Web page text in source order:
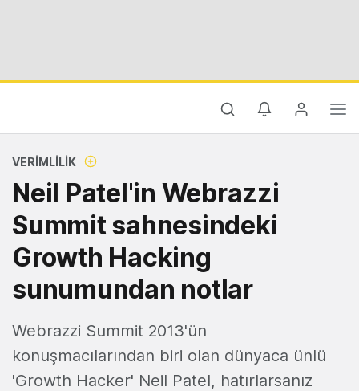
VERIMLILIK
Neil Patel'in Webrazzi
Summit sahnesindeki
Growth Hacking
sunumundan notlar
Webrazzi Summit 2013'ün
konuşmacılarından biri olan dünyaca ünlü
'Growth Hacker' Neil Patel, hatırlarsanız